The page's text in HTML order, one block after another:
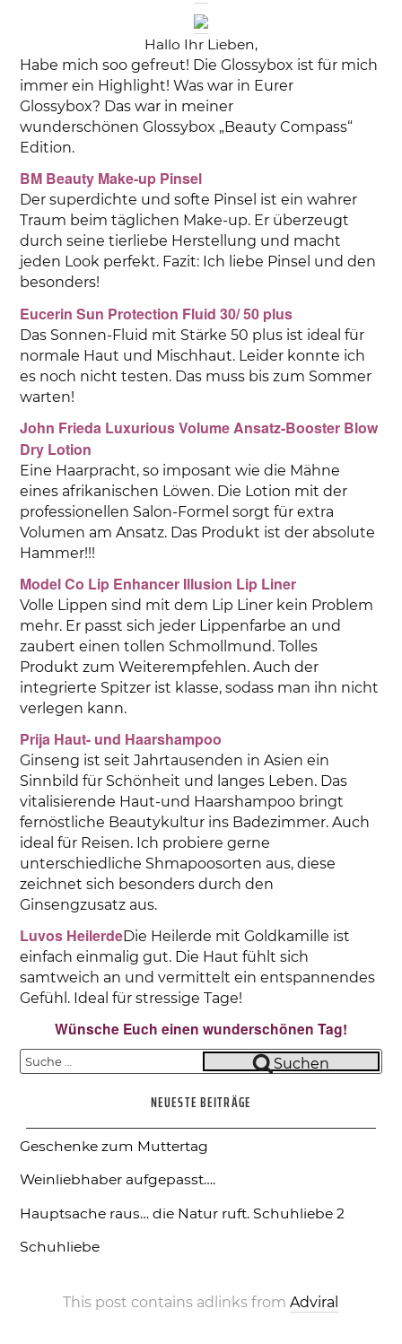
Hallo Ihr Lieben,
Habe mich soo gefreut! Die Glossybox ist für mich
immer ein Highlight! Was war in Eurer
Glossybox? Das war in meiner
wunderschönen Glossybox „Beauty Compass“
Edition.
BM Beauty Make-up Pinsel
Der superdichte und softe Pinsel ist ein wahrer
Traum beim täglichen Make-up. Er überzeugt
durch seine tierliebe Herstellung und macht
jeden Look perfekt. Fazit: Ich liebe Pinsel und den
besonders!
Eucerin Sun Protection Fluid 30/ 50 plus
Das Sonnen-Fluid mit Stärke 50 plus ist ideal für
normale Haut und Mischhaut. Leider konnte ich
es noch nicht testen. Das muss bis zum Sommer
warten!
John Frieda Luxurious Volume Ansatz-Booster Blow
Dry Lotion
Eine Haarpracht, so imposant wie die Mähne
eines afrikanischen Löwen. Die Lotion mit der
professionellen Salon-Formel sorgt für extra
Volumen am Ansatz. Das Produkt ist der absolute
Hammer!!!
Model Co Lip Enhancer Illusion Lip Liner
Volle Lippen sind mit dem Lip Liner kein Problem
mehr. Er passt sich jeder Lippenfarbe an und
zaubert einen tollen Schmollmund. Tolles
Produkt zum Weiterempfehlen. Auch der
integrierte Spitzer ist klasse, sodass man ihn nicht
verlegen kann.
Prija Haut- und Haarshampoo
Ginseng ist seit Jahrtausenden in Asien ein
Sinnbild für Schönheit und langes Leben. Das
vitalisierende Haut-und Haarshampoo bringt
fernöstliche Beautykultur ins Badezimmer. Auch
ideal für Reisen. Ich probiere gerne
unterschiedliche Shmapoosorten aus, diese
zeichnet sich besonders durch den
Ginsengzusatz aus.
Luvos HeilerdeDie Heilerde mit Goldkamille ist
einfach einmalig gut. Die Haut fühlt sich
samtweich an und vermittelt ein entspannendes
Gefühl. Ideal für stressige Tage!
Wünsche Euch einen wunderschönen Tag!
Suche
Suchen
NEUESTE BEITRÄGE
Geschenke zum Muttertag
Weinliebhaber aufgepasst….
Hauptsache raus… die Natur ruft. Schuhliebe 2
Schuhliebe
This post contains adlinks fromAdviral